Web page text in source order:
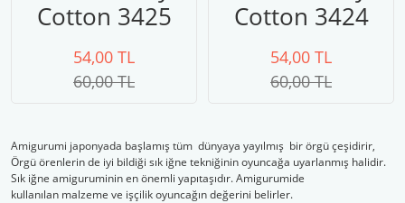
Cotton 3425
54,00 TL
60,00 TL
Cotton 3424
vizon
54,00 TL
60,00 TL
Amigurumi japonyada başlamış tüm dünyaya yayılmış bir örgü çeşidirir,
Örgü örenlerin de iyi bildiği sık iğne tekniğinin oyuncağa uyarlanmış halidir.
Sık iğne amiguruminin en önemli yapıtaşıdır. Amigurumide
kullanılan malzeme ve işçilik oyuncağın değerini belirler.